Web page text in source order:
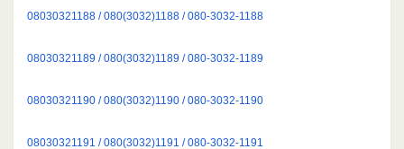
08030321188 / 080(3032)1188 / 080-3032-1188
08030321189 / 080(3032)1189 / 080-3032-1189
08030321190 / 080(3032)1190 / 080-3032-1190
08030321191 / 080(3032)1191 / 080-3032-1191